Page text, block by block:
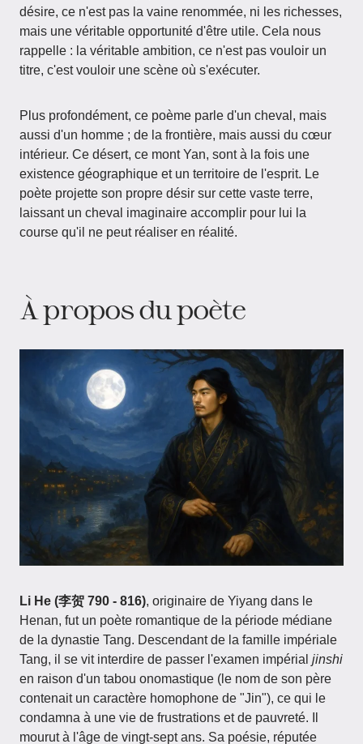
désire, ce n'est pas la vaine renommée, ni les richesses,
mais une véritable opportunité d'être utile. Cela nous
rappelle : la véritable ambition, ce n'est pas vouloir un
titre, c'est vouloir une scène où s'exécuter.
Plus profondément, ce poème parle d'un cheval, mais
aussi d'un homme ; de la frontière, mais aussi du cœur
intérieur. Ce désert, ce mont Yan, sont à la fois une
existence géographique et un territoire de l'esprit. Le
poète projette son propre désir sur cette vaste terre,
laissant un cheval imaginaire accomplir pour lui la
course qu'il ne peut réaliser en réalité.
À propos du poète
Li He (李贺 790 - 816), originaire de Yiyang dans le
Henan, fut un poète romantique de la période médiane
de la dynastie Tang. Descendant de la famille impériale
Tang, il se vit interdire de passer l'examen impérial jinshi
en raison d'un tabou onomastique (le nom de son père
contenait un caractère homophone de "Jin"), ce qui le
condamna à une vie de frustrations et de pauvreté. Il
mourut à l'âge de vingt-sept ans. Sa poésie, réputée